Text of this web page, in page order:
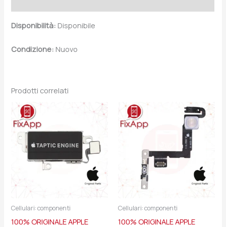
Disponibilità: Disponibile
Condizione: Nuovo
Prodotti correlati
Cellulari: componenti
100% ORIGINALE APPLE
Cellulari: componenti
100% ORIGINALE APPLE